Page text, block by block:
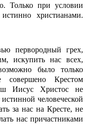
Только при условии
христианами.
первородный грех,
искупить нас всех,
было только
совершено Крестом
Иисус Христос не
человеческой
за нас на Кресте, не
нас причастниками